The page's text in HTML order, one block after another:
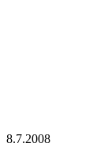
8.7.2008